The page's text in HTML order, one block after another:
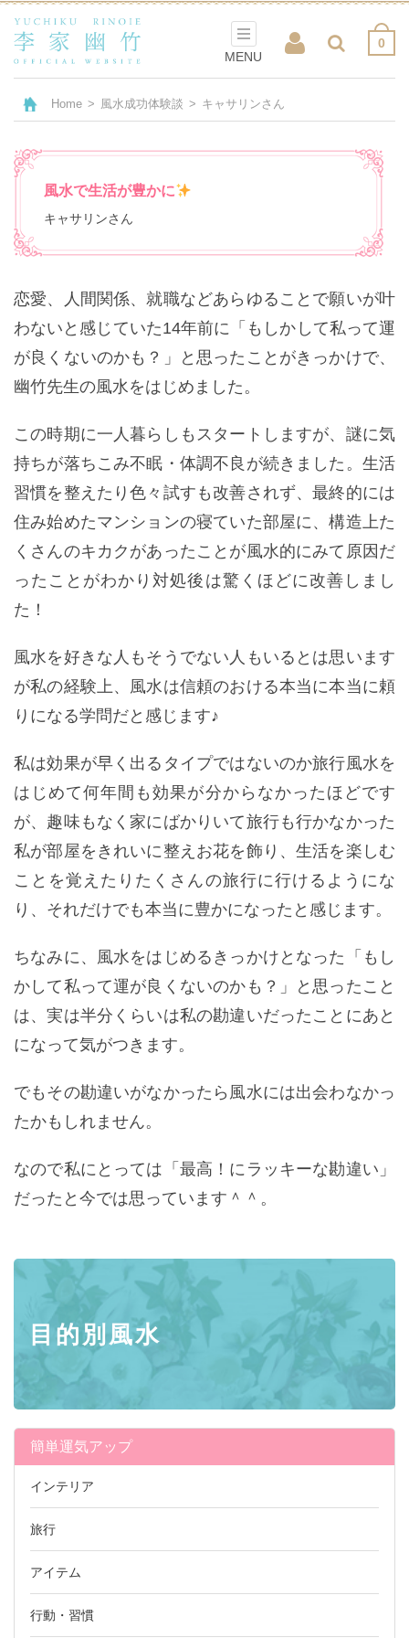
0
MENU
Home > 風水成功体験談 > キャサリンさん
風水で生活が豊かに
キャサリンさん
恋愛、人間関係、就職などあらゆることで願いが叶
わないと感じていた14年前に「もしかして私って運
が良くないのかも？」と思ったことがきっかけで、
幽竹先生の風水をはじめました。
この時期に一人暮らしもスタートしますが、謎に気
持ちが落ちこみ不眠・体調不良が続きました。生活
習慣を整えたり色々試すも改善されず、最終的には
住み始めたマンションの寝ていた部屋に、構造上た
くさんのキカクがあったことが風水的にみて原因だ
ったことがわかり対処後は驚くほどに改善しまし
た！
風水を好きな人もそうでない人もいるとは思います
が私の経験上、風水は信頼のおける本当に本当に頼
りになる学問だと感じます♪
私は効果が早く出るタイプではないのか旅行風水を
はじめて何年間も効果が分からなかったほどです
が、趣味もなく家にばかりいて旅行も行かなかった
私が部屋をきれいに整えお花を飾り、生活を楽しむ
ことを覚えたりたくさんの旅行に行けるようにな
り、それだけでも本当に豊かになったと感じます。
ちなみに、風水をはじめるきっかけとなった「もし
かして私って運が良くないのかも？」と思ったこと
は、実は半分くらいは私の勘違いだったことにあと
になって気がつきます。
でもその勘違いがなかったら風水には出会わなかっ
たかもしれません。
なので私にとっては「最高！にラッキーな勘違い」
だったと今では思っています＾＾。
目的別風水
簡単運気アップ
インテリア
旅行
アイテム
行動・習慣